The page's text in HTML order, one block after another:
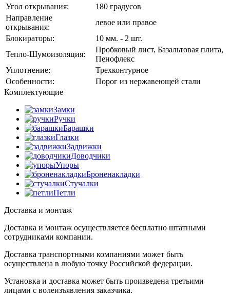
Угол открывания:
180 градусов
Направление
открывания:
левое или правое
Блокираторы:
10 мм. - 2 шт.
Тепло-Шумоизоляция:
Пробковый лист, Базальтовая плита,
Пенофлекс
Уплотнение:
Трехконтурное
Особенности:
Порог из нержавеющей стали
Комплектующие
Замки
Ручки
Барашки
Глазки
Задвижки
Доводчики
Упоры
Броненакладки
Стучалки
Петли
Доставка и монтаж
Доставка и монтаж осуществляется бесплатно штатными
сотрудниками компании.
Доставка транспортными компаниями может быть
осуществлена в любую точку Российской федерации.
Установка и доставка может быть произведена третьими
лицами с волеизъявления заказчика.